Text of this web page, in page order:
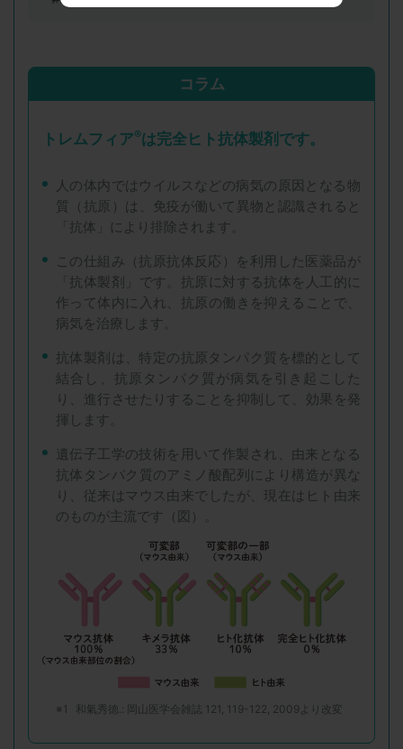
コラム
トレムフィア®は完全ヒト抗体製剤です。
人の体内ではウイルスなどの病気の原因となる物
質（抗原）は、免疫が働いて異物と認識されると
「抗体」により排除されます。
この仕組み（抗原抗体反応）を利用した医薬品が
「抗体製剤」です。抗原に対する抗体を人工的に
作って体内に入れ、抗原の働きを抑えることで、
病気を治療します。
抗体製剤は、特定の抗原タンパク質を標的として
結合し、抗原タンパク質が病気を引き起こした
り、進行させたりすることを抑制して、効果を発
揮します。
遺伝子工学の技術を用いて作製され、由来となる
抗体タンパク質のアミノ酸配列により構造が異な
り、従来はマウス由来でしたが、現在はヒト由来
のものが主流です（図）。
※1 和氣秀徳.: 岡山医学会雑誌 121, 119-122, 2009より改変